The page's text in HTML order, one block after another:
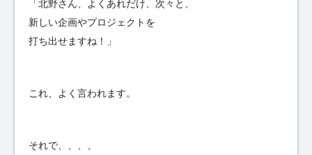
「北野さん、よくあれだけ、次々と、
新しい企画やプロジェクトを
打ち出せますね！」
これ、よく言われます。
それで、、、、